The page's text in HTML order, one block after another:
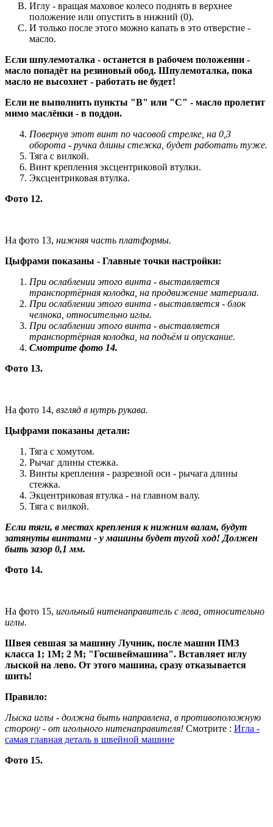
Иглу - вращая маховое колесо поднять в верхнее
положение или опустить в нижний (0).
И только после этого можно капать в это отверстие -
масло.
Если шпулемоталка - останется в рабочем положении -
масло попадёт на резиновый обод. Шпулемоталка, пока
масло не высохнет - работать не будет!
Если не выполнить пункты "В" или "С" - масло пролетит
мимо маслёнки - в поддон.
Повернув этот винт по часовой стрелке, на 0,3
оборота - ручка длины стежка, будет работать туже.
Тяга с вилкой.
Винт крепления эксцентриковой втулки.
Эксцентриковая втулка.
Фото 12.
На фото 13, нижняя часть платформы.
Цыфрами показаны - Главные точки настройки:
При ослаблении этого винта - выставляется
транспортёрная колодка, на продвижение материала.
При ослаблении этого винта - выставляется - блок
челнока, относительно иглы.
При ослаблении этого винта - выставляется
транспортёрная колодка, на подъём и опускание.
Смотрите фото 14.
Фото 13.
На фото 14, взгляд в нутрь рукава.
Цыфрами показаны детали:
Тяга с хомутом.
Рычаг длины стежка.
Винты крепления - разрезной оси - рычага длины
стежка.
Экцентриковая втулка - на главном валу.
Тяга с вилкой.
Если тяги, в местах крепления к нижним валам, будут
затянуты винтами - у машины будет тугой ход! Должен
быть зазор 0,1 мм.
Фото 14.
На фото 15, игольный нитенаправитель с лева, относительно
иглы.
Швея севшая за машину Лучник, после машин ПМЗ
класса 1; 1М; 2 М; "Госшвеймашина". Вставляет иглу
лыской на лево. От этого машина, сразу отказывается
шить!
Правило:
Лыска иглы - должна быть направлена, в противоположную
сторону - от игольного нитенаправителя! Смотрите : Игла -
самая главная деталь в швейной машине
Фото 15.